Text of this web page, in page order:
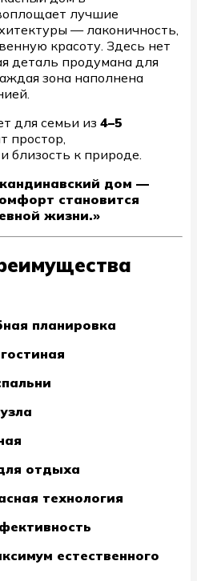
лучшие
— лаконичность,
красоту. Здесь нет
деталь продумана для
зона наполнена
для семьи из 4–5
простор,
близость к природе.
дом —
становится
жизни.»
планировка
отдыха
технология
естественного